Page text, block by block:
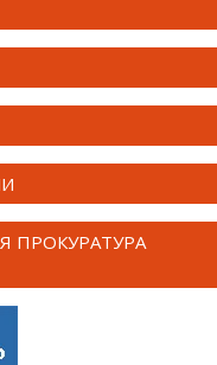
ПРОКУРАТУРА